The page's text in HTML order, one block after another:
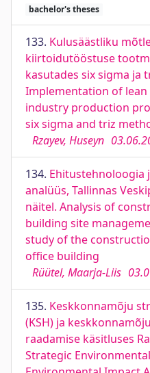
bachelor's theses
133. Kulusäästliku
kiirtoidutööstuse
kasutades six sigma ja
Implementation of
industry production
six sigma and triz
Rzayev, Huseyn
134. Ehitustehnoloogia
analüüs, Tallinnas
näitel. Analysis of
building site
study of the
office building
Rüütel, Maarja-Liis
135. Keskkonnamõju
(KSH) ja
raadamise käsitluses
Strategic